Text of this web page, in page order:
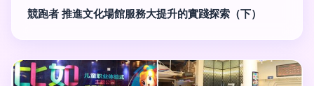
競跑者 推進文化場館服務大提升的實踐探索（下）